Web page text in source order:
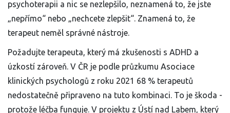
psychoterapii a nic se nezlepšilo, neznamená to, že jste
„nepřímo“ nebo „nechcete zlepšit“. Znamená to, že
terapeut neměl správné nástroje.
Požadujte terapeuta, který má zkušenosti s ADHD a
úzkostí zároveň. V ČR je podle průzkumu Asociace
klinických psychologů z roku 2021 68 % terapeutů
nedostatečně připraveno na tuto kombinaci. To je škoda -
protože léčba funguje. V projektu z Ústí nad Labem, který